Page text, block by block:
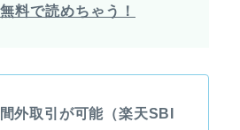
料で読めちゃう！
外取引が可能（楽天SBI